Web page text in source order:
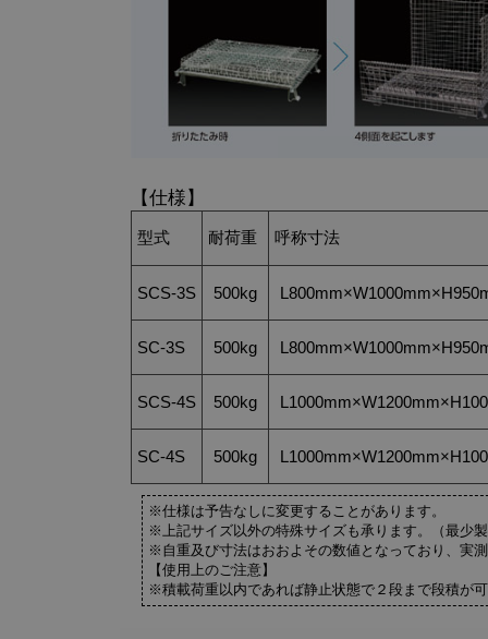
【仕様】
型式 耐荷重 呼称寸法
SCS-3S 500kg
SC-3S 500kg
SCS-4S 500kg
SC-4S 500kg
※仕様は予告なしに変更することがあります。
※上記サイズ以外の特殊サイズも承ります。（最少
※自重及び寸法はおおよその数値となっており、実
【使用上のご注意】
※積載荷重以内であれば静止状態で２段まで段積が